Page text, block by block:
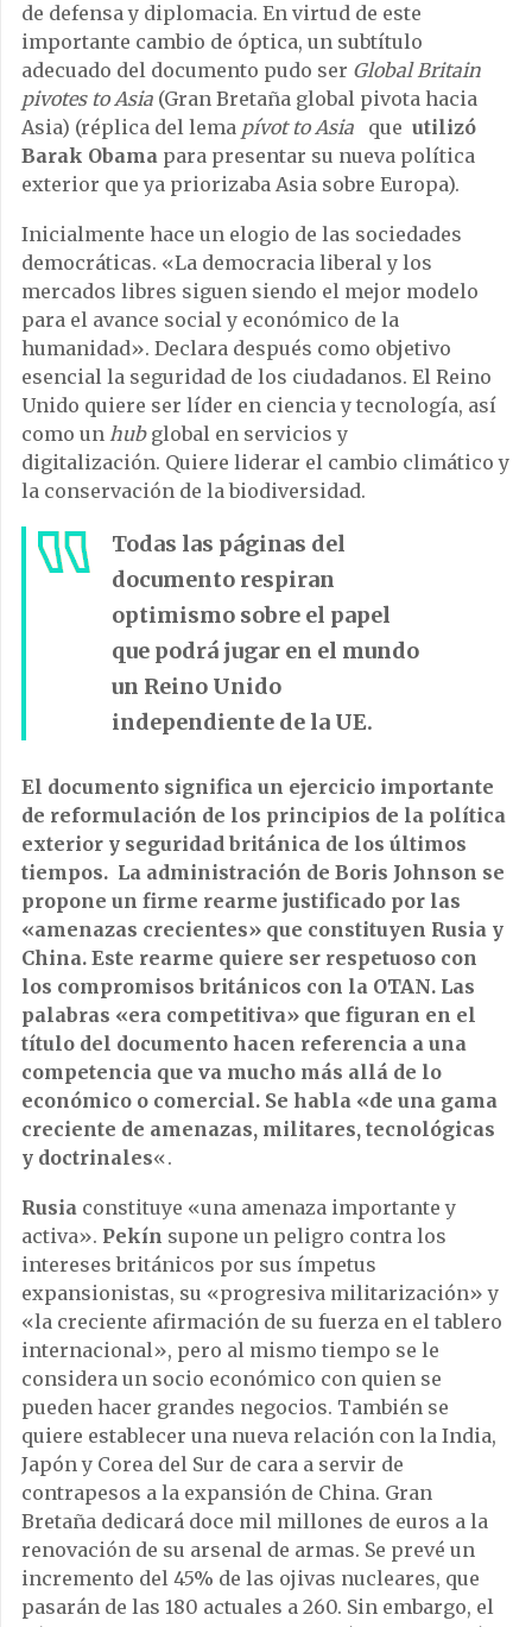
de defensa y diplomacia. En virtud de este
importante cambio de óptica, un subtítulo
adecuado del documento pudo ser Global Britain
pivotes to Asia (Gran Bretaña global pivota hacia
Asia) (réplica del lema pívot to Asia que utilizó
Barak Obama para presentar su nueva política
exterior que ya priorizaba Asia sobre Europa).
Inicialmente hace un elogio de las sociedades
democráticas. «La democracia liberal y los
mercados libres siguen siendo el mejor modelo
para el avance social y económico de la
humanidad». Declara después como objetivo
esencial la seguridad de los ciudadanos. El Reino
Unido quiere ser líder en ciencia y tecnología, así
como un hubglobal en servicios y
digitalización. Quiere liderar el cambio climático y
la conservación de la biodiversidad.
Todas las páginas del
documento respiran
optimismo sobre el papel
que podrá jugar en el mundo
un Reino Unido
independiente de la UE.
El documento significa un ejercicio importante
de reformulación de los principios de la política
exterior y seguridad británica de los últimos
tiempos. La administración de Boris Johnson se
propone un firme rearme justificado por las
«amenazas crecientes» que constituyen Rusia y
China. Este rearme quiere ser respetuoso con
los compromisos británicos con la OTAN. Las
palabras «era competitiva» que figuran en el
título del documento hacen referencia a una
competencia que va mucho más allá de lo
económico o comercial. Se habla «de una gama
creciente de amenazas, militares, tecnológicas
y doctrinales«.
Rusia constituye «una amenaza importante y
activa». Pekín supone un peligro contra los
intereses británicos por sus ímpetus
expansionistas, su «progresiva militarización» y
«la creciente afirmación de su fuerza en el tablero
internacional», pero al mismo tiempo se le
considera un socio económico con quien se
pueden hacer grandes negocios. También se
quiere establecer una nueva relación con la India,
Japón y Corea del Sur de cara a servir de
contrapesos a la expansión de China. Gran
Bretaña dedicará doce mil millones de euros a la
renovación de su arsenal de armas. Se prevé un
incremento del 45% de las ojivas nucleares, que
pasarán de las 180 actuales a 260. Sin embargo, el